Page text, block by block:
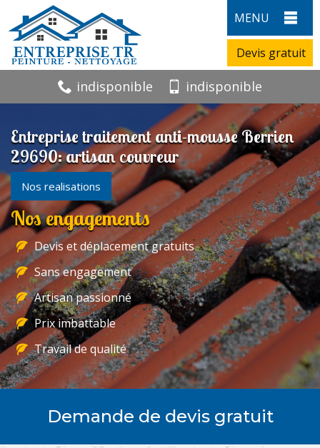
MENU
Devis gratuit
indisponible indisponible
Entreprise traitement anti-mousse Berrien
29690: artisan couvreur
Nos realisations
Nos engagements
Devis et déplacement gratuits
Sans engagement
Artisan passionné
Prix imbattable
Travail de qualité
Demande de devis gratuit